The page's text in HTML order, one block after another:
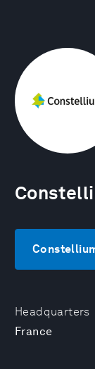
Headquarters
France